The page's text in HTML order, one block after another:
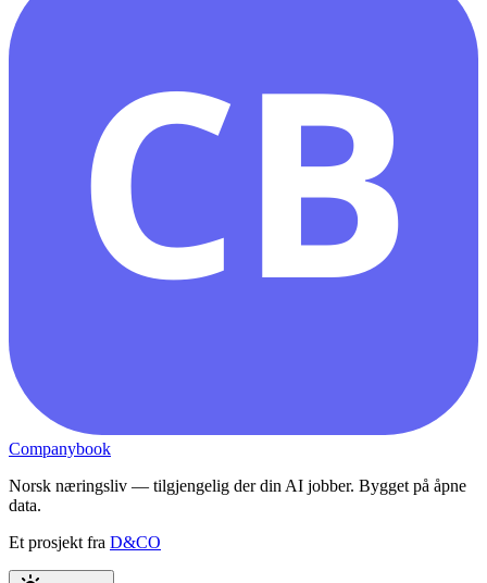
CB
Companybook
Norsk næringsliv — tilgjengelig der din AI jobber. Bygget på åpne
data.
Et prosjekt fra D&CO